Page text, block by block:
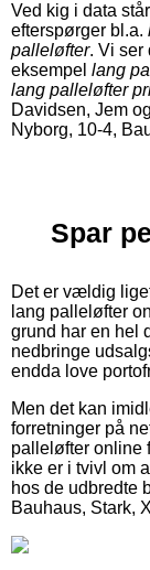
Ved kig i data
efterspørger bl.a.
palleløfter. Vi ser
eksempel lang
lang palleløfter
Davidsen, Jem
Nyborg, 10-4,
Spar
Det er vældig
lang palleløfter
grund har en hel
nedbringe
endda love
Men det kan
forretninger på
palleløfter online
ikke er i tvivl om
hos de udbredte
Bauhaus, Stark,